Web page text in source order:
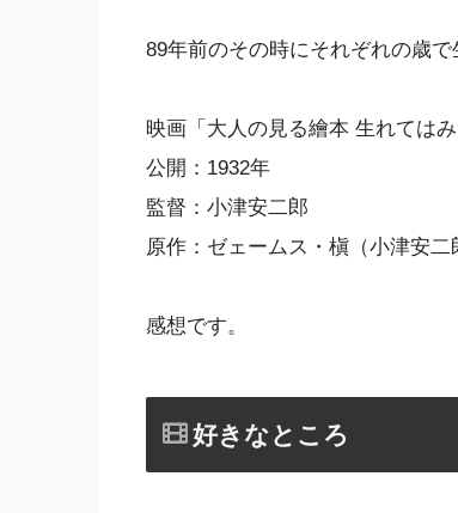
89年前のその時にそれぞれの歳
映画「大人の見る繪本 生れてはみ
公開：1932年
監督：小津安二郎
原作：ゼェームス・槇（小津安二
感想です。
好きなところ